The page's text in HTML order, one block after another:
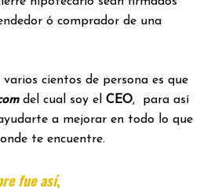
ó comprador de una
cientos de persona es que
del cual soy el CEO, para así
a mejorar en todo lo que
te encuentre.
fue así,